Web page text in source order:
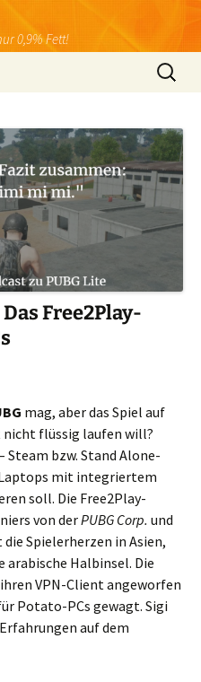
0,9% Fett!
Suchen
nach:
Free2Play-
mag, aber das Spiel auf
flüssig laufen will?
Steam bzw. Stand Alone-
mit integriertem
soll. Die Free2Play-
von derPUBG Corp. und
Spielerherzen in Asien,
arabische Halbinsel. Die
VPN-Client angeworfen
Potato-PCs gewagt. Sigi
auf dem